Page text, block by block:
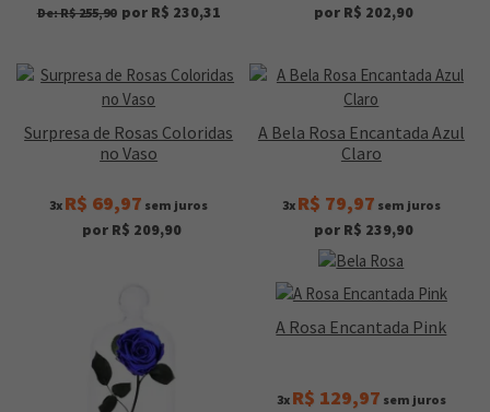
De: R$ 255,90 por R$ 230,31 por R$ 202,90
Surpresa de Rosas Coloridas
no Vaso
3x R$ 69,97 sem juros
por R$ 209,90
A Bela Rosa Encantada Azul
Claro
3x R$ 79,97 sem juros
por R$ 239,90
A Rosa Encantada Pink
3x R$ 129,97 sem juros